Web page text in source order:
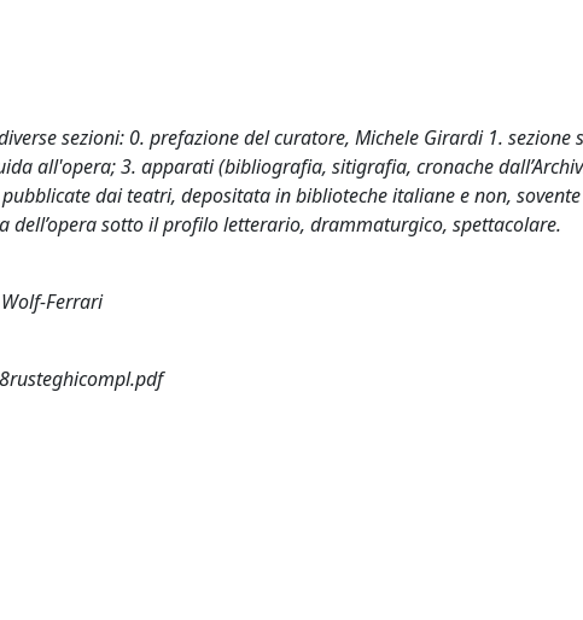
sezioni: 0. prefazione del curatore, Michele Girardi 1. sezione
all'opera; 3. apparati (bibliografia, sitigrafia, cronache
dai teatri, depositata in biblioteche italiane e non,
dell’opera sotto il profilo letterario, drammaturgico, spettacolare.
Ferrari